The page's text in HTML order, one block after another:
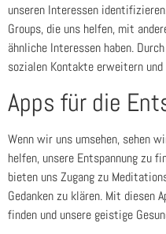
unseren Interessen
Groups, die uns helfen, mit
ähnliche Interessen haben.
sozialen Kontakte erweitern und
Apps für die
Wenn wir uns umsehen, sehen
helfen, unsere Entspannung zu
bieten uns Zugang zu
Gedanken zu klären. Mit diesen
finden und unsere geistige